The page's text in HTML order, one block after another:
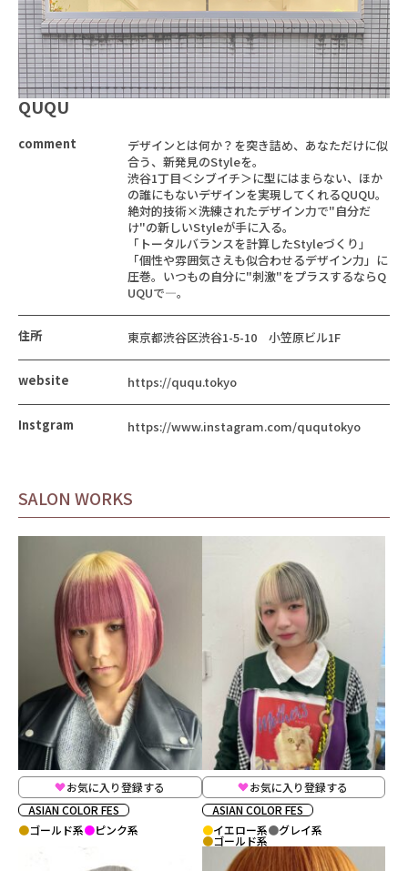
QUQU
comment
デザインとは何か？を突き詰め、あなただけに似
合う、新発見のStyleを。
渋谷1丁目＜シブイチ＞に型にはまらない、ほか
の誰にもないデザインを実現してくれるQUQU。
絶対的技術×洗練されたデザイン力で"自分だ
け"の新しいStyleが手に入る。
「トータルバランスを計算したStyleづくり」
「個性や雰囲気さえも似合わせるデザイン力」に
圧巻。いつもの自分に"刺激"をプラスするならQ
UQUで―。
住所 東京都渋谷区渋谷1-5-10 小笠原ビル1F
website https://ququ.tokyo
Instgram https://www.instagram.com/ququtokyo
SALON WORKS
お気に入り登録する
ASIAN COLOR FES
ゴールド系
ピンク系
お気に入り登録する
ASIAN COLOR FES
イエロー系
グレイ系
ゴールド系